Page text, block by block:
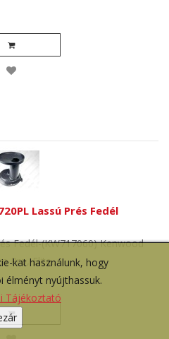
kat használunk, hogy
élményt nyújthassuk.
Tájékoztató
Lassú Prés Fedél
Fedél-(KW717060) Kenwood
Pro, Elite..